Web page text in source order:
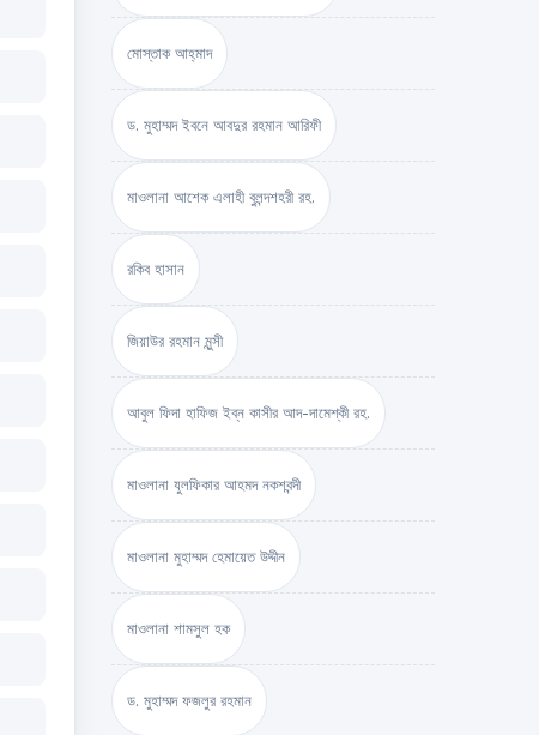
মোস্তাক আহ্‌মাদ
ড. মুহাম্মদ ইবনে আবদুর রহমান আরিফী
মাওলানা আশেক এলাহী বুলন্দশহরী রহ.
রকিব হাসান
জিয়াউর রহমান মুন্সী
আবুল ফিদা হাফিজ ইব্‌ন কাসীর আদ-দামেশ্‌কী রহ.
মাওলানা যুলফিকার আহমদ নকশবন্দী
মাওলানা মুহাম্মদ হেমায়েত উদ্দীন
মাওলানা শামসুল হক
ড. মুহাম্মদ ফজলুর রহমান